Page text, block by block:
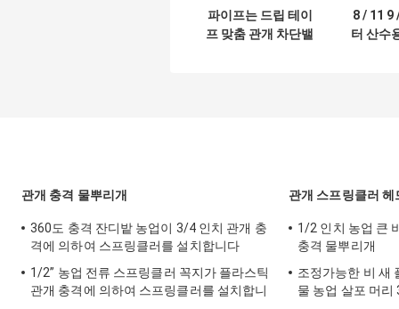
파이프는 드립 테이
프 맞춤 관개 차단밸
8 / 11 9
터 산수
관개 충격 물뿌리개
360도 충격 잔디밭 농업이 3/4 인치 관개 충
격에 의하여 스프링클러를 설치합니다
1/2” 농업 전류 스프링클러 꼭지가 플라스틱
관개 충격에 의하여 스프링클러를 설치합니
관개 스프링클러 헤
1/2 인치 농업 큰
충격 물뿌리개
조정가능한 비 새
물 농업 살포 머리